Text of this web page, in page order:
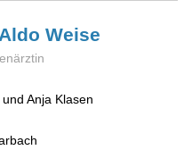
Weise
Anja Klasen